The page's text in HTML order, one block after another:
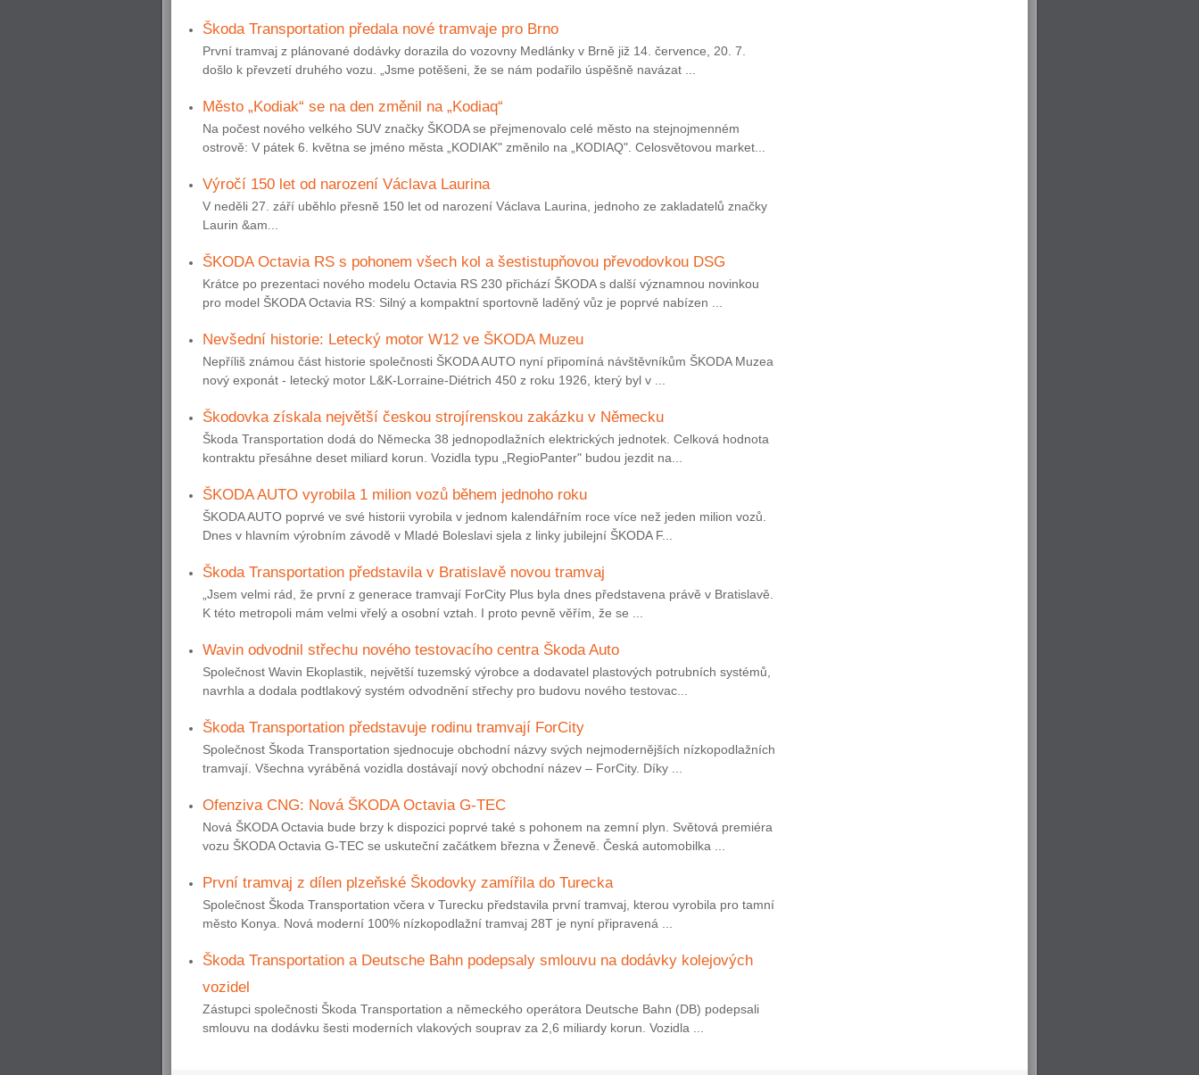
Škoda Transportation předala nové tramvaje pro Brno
První tramvaj z plánované dodávky dorazila do vozovny Medlánky v Brně již 14. července, 20. 7.
došlo k převzetí druhého vozu. „Jsme potěšeni, že se nám podařilo úspěšně navázat ...
Město „Kodiak“ se na den změnil na „Kodiaq“
Na počest nového velkého SUV značky ŠKODA se přejmenovalo celé město na stejnojmenném
ostrově: V pátek 6. května se jméno města „KODIAK" změnilo na „KODIAQ". Celosvětovou market...
Výročí 150 let od narození Václava Laurina
V neděli 27. září uběhlo přesně 150 let od narození Václava Laurina, jednoho ze zakladatelů značky
Laurin &am...
ŠKODA Octavia RS s pohonem všech kol a šestistupňovou převodovkou DSG
Krátce po prezentaci nového modelu Octavia RS 230 přichází ŠKODA s další významnou novinkou
pro model ŠKODA Octavia RS: Silný a kompaktní sportovně laděný vůz je poprvé nabízen ...
Nevšední historie: Letecký motor W12 ve ŠKODA Muzeu
Nepříliš známou část historie společnosti ŠKODA AUTO nyní připomíná návštěvníkům ŠKODA Muzea
nový exponát - letecký motor L&K-Lorraine-Diétrich 450 z roku 1926, který byl v ...
Škodovka získala největší českou strojírenskou zakázku v Německu
Škoda Transportation dodá do Německa 38 jednopodlažních elektrických jednotek. Celková hodnota
kontraktu přesáhne deset miliard korun. Vozidla typu „RegioPanter" budou jezdit na...
ŠKODA AUTO vyrobila 1 milion vozů během jednoho roku
ŠKODA AUTO poprvé ve své historii vyrobila v jednom kalendářním roce více než jeden milion vozů.
Dnes v hlavním výrobním závodě v Mladé Boleslavi sjela z linky jubilejní ŠKODA F...
Škoda Transportation představila v Bratislavě novou tramvaj
„Jsem velmi rád, že první z generace tramvají ForCity Plus byla dnes představena právě v Bratislavě.
K této metropoli mám velmi vřelý a osobní vztah. I proto pevně věřím, že se ...
Wavin odvodnil střechu nového testovacího centra Škoda Auto
Společnost Wavin Ekoplastik, největší tuzemský výrobce a dodavatel plastových potrubních systémů,
navrhla a dodala podtlakový systém odvodnění střechy pro budovu nového testovac...
Škoda Transportation představuje rodinu tramvají ForCity
Společnost Škoda Transportation sjednocuje obchodní názvy svých nejmodernějších nízkopodlažních
tramvají. Všechna vyráběná vozidla dostávají nový obchodní název – ForCity. Díky ...
Ofenziva CNG: Nová ŠKODA Octavia G-TEC
Nová ŠKODA Octavia bude brzy k dispozici poprvé také s pohonem na zemní plyn. Světová premiéra
vozu ŠKODA Octavia G-TEC se uskuteční začátkem března v Ženevě. Česká automobilka ...
První tramvaj z dílen plzeňské Škodovky zamířila do Turecka
Společnost Škoda Transportation včera v Turecku představila první tramvaj, kterou vyrobila pro tamní
město Konya. Nová moderní 100% nízkopodlažní tramvaj 28T je nyní připravená ...
Škoda Transportation a Deutsche Bahn podepsaly smlouvu na dodávky kolejových
vozidel
Zástupci společnosti Škoda Transportation a německého operátora Deutsche Bahn (DB) podepsali
smlouvu na dodávku šesti moderních vlakových souprav za 2,6 miliardy korun. Vozidla ...